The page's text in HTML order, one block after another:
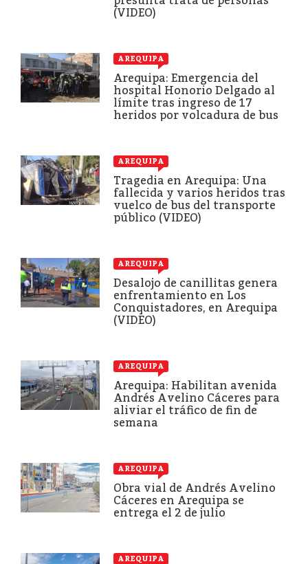
(VIDEO)
AREQUIPA
Arequipa: Emergencia del
hospital Honorio Delgado al
límite tras ingreso de 17
heridos por volcadura de bus
AREQUIPA
Tragedia en Arequipa: Una
fallecida y varios heridos tras
vuelco de bus del transporte
público (VIDEO)
AREQUIPA
Desalojo de canillitas genera
enfrentamiento en Los
Conquistadores, en Arequipa
(VIDEO)
AREQUIPA
Arequipa: Habilitan avenida
Andrés Avelino Cáceres para
aliviar el tráfico de fin de
semana
AREQUIPA
Obra vial de Andrés Avelino
Cáceres en Arequipa se
entrega el 2 de julio
AREQUIPA